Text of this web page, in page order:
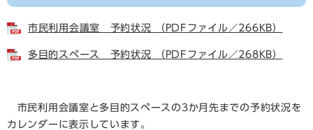
市民利用会議室 予約状況 （PDFファイル／266KB）
多目的スペース 予約状況 （PDFファイル／268KB）
市民利用会議室と多目的スペースの3か月先までの予約状況を
カレンダーに表示しています。